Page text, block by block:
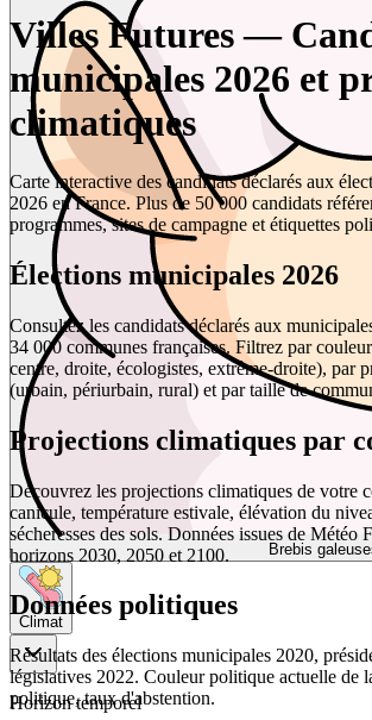
Brebis
Climat
Horizon temporel
Villes Futures —
municipales 2026 et
climatiques
Carte interactive des candidats déclarés aux
2026 en France. Plus de 50 000 candidats
programmes, sites de campagne et étiquettes
Élections municipales 2026
Consultez les candidats déclarés aux
34 000 communes françaises. Filtrez par
centre, droite, écologistes, extrême-droite), par
(urbain, périurbain, rural) et par taille de
Projections climatiques par
Découvrez les projections climatiques de votre
canicule, température estivale, élévation du
sécheresses des sols. Données issues de Météo
horizons 2030, 2050 et 2100.
Données politiques
Résultats des élections municipales 2020,
législatives 2022. Couleur politique actuelle de
politique, taux d'abstention.